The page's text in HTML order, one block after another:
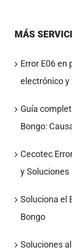
MÁS
Error E06 en
electrónico y
Guía
Bongo:
Cecotec
y Soluciones
Soluciona el
Bongo
Soluciones